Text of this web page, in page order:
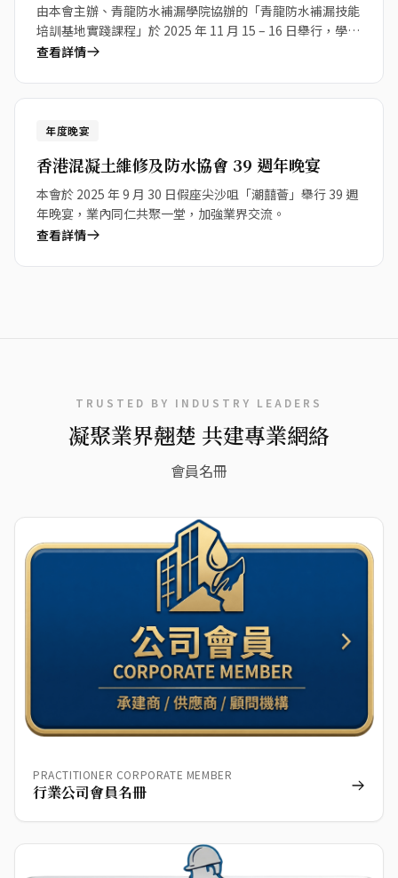
由本會主辦、青龍防水補漏學院協辦的「青龍防水補漏技能
培訓基地實踐課程」於 2025 年 11 月 15 – 16 日舉行，學員
滿載而歸。
查看詳情
30
年度晚宴
香港混凝土維修及防水協會 39 週年晚宴
本會於 2025 年 9 月 30 日假座尖沙咀「潮囍薈」舉行 39 週
年晚宴，業內同仁共聚一堂，加強業界交流。
查看詳情
TRUSTED BY INDUSTRY LEADERS
凝聚業界翹楚 共建專業網絡
會員名冊
PRACTITIONER CORPORATE MEMBER
行業公司會員名冊